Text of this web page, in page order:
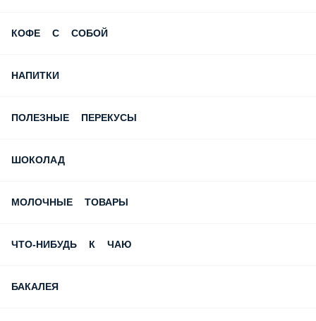
КОФЕ С СОБОЙ
НАПИТКИ
ПОЛЕЗНЫЕ ПЕРЕКУСЫ
ШОКОЛАД
МОЛОЧНЫЕ ТОВАРЫ
ЧТО-НИБУДЬ К ЧАЮ
БАКАЛЕЯ